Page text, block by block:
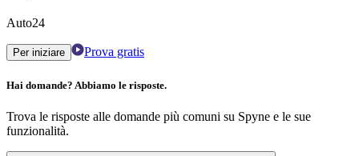
Auto24
Per iniziare Prova gratis
Hai domande? Abbiamo le risposte.
Trova le risposte alle domande più comuni su Spyne e le sue
funzionalità.